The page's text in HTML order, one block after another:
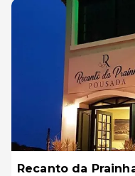
Recanto da